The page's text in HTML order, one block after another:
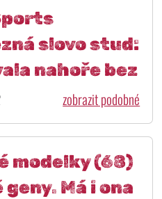
slovo stud:
nahoře bez
zobrazit podobné
modelky (68)
Má i ona